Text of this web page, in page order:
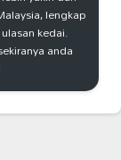
lengkap
kedai.
anda